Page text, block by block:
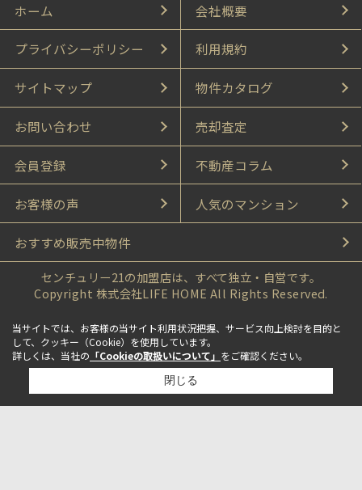
ホーム 会社概要
プライバシーポリシー 利用規約
サイトマップ 物件カタログ
お問い合わせ 売却査定
会員登録 不動産コラム
お客様の声 人気のマンション
おすすめ販売中物件
センチュリー21の加盟店は、すべて独立・自営です。
Copyright 株式会社LIFE HOME All Rights Reserved.
当サイトでは、お客様の当サイト利用状況把握、サービス向上検討を目的と
して、クッキー（Cookie）を使用しています。
詳しくは、当社の 「Cookieの取扱いについて」 をご確認ください。
閉じる